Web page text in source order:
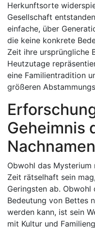
Herkunftsorte
Gesellschaft
einfache, über
die keine konkrete
Zeit ihre ursprüngliche
Heutzutage
eine Familientradition
größeren
Geheimnis
Obwohl das
Zeit rätselhaft sein
Geringsten ab.
Bedeutung von Bettes
werden kann, ist sein
mit Kultur und